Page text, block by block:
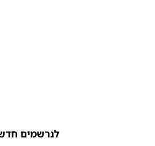
לנרשמים חדשים 10% הנחה לקנייה